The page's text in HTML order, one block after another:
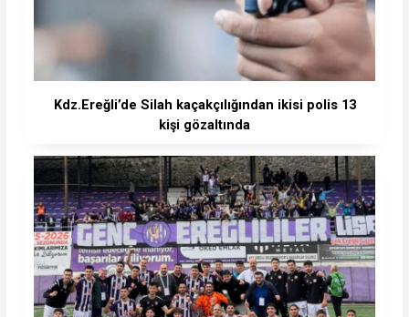
Kdz.Ereğli’de Silah kaçakçılığından ikisi polis 13
kişi gözaltında